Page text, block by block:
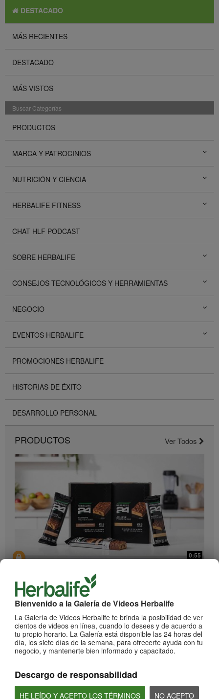
Bienvenido a la Galería de Videos Herbalife
La Galería de Videos Herbalife te brinda la posibilidad de ver
cientos de videos en línea, cuando lo desees y de acuerdo a
tu propio horario. La Galería está disponible las 24 horas del
día, los siete días de la semana, para ofrecerte ayuda con tu
negocio, y mantenerte bien informado y capacitado.
Descargo de responsabilidad
HE LEÍDO Y ACEPTO LOS TÉRMINOS NO ACEPTO
DESTACADO
MÁS RECIENTES
DESTACADO
MÁS VISTOS
Buscar Categorías
PRODUCTOS
MARCA Y PATROCINIOS
NUTRICIÓN Y CIENCIA
HERBALIFE FITNESS
CHAT HLF PODCAST
SOBRE HERBALIFE
CONSEJOS TECNOLÓGICOS Y HERRAMIENTAS
NEGOCIO
EVENTOS HERBALIFE
PROMOCIONES HERBALIFE
HISTORIAS DE ÉXITO
DESARROLLO PERSONAL
PRODUCTOS Ver Todos
0:55
¡Llegaron las barras Herbalife24 ACHIEVE!
2:20